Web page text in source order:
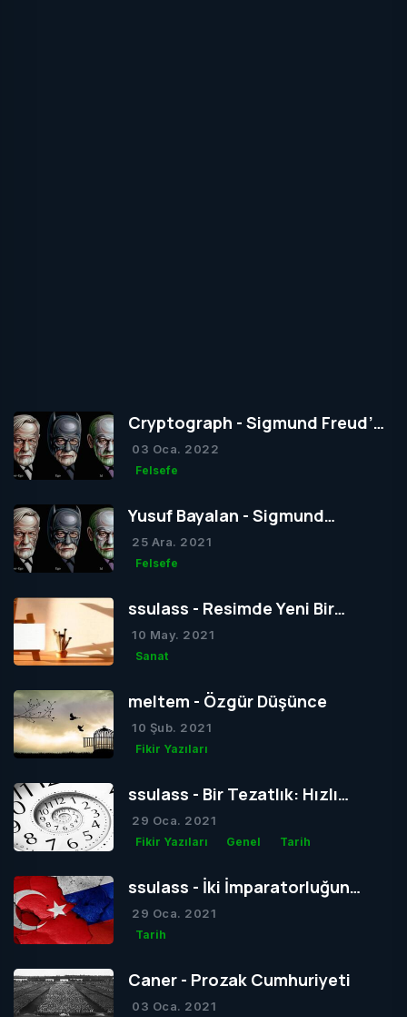
Cryptograph - Sigmund Freud’un
Yapısal Kuramı
03 Oca. 2022
Felsefe
Yusuf Bayalan - Sigmund
Freud’un Yapısal Kuramı
25 Ara. 2021
Felsefe
ssulass - Resimde Yeni Bir
Dönem mi Yoksa Bir Dönemin
Sonu mu?
10 May. 2021
Sanat
meltem - Özgür Düşünce
10 Şub. 2021
Fikir Yazıları
ssulass - Bir Tezatlık: Hızlı
Yaşam, Yavaş Gelişim
29 Oca. 2021
Fikir Yazıları Genel Tarih
ssulass - İki İmparatorluğun
Çağdaşlığa Giden Yolda
Birbiriyle Olan Gizli Rekabeti
29 Oca. 2021
Tarih
Caner - Prozak Cumhuriyeti
03 Oca. 2021